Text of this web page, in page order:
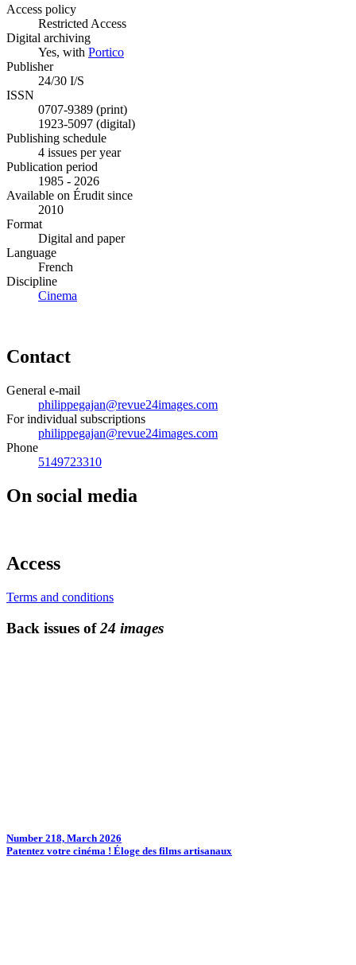
Access policy
Restricted Access
Digital archiving
Yes, with Portico
Publisher
24/30 I/S
ISSN
0707-9389 (print)
1923-5097 (digital)
Publishing schedule
4 issues per year
Publication period
1985 - 2026
Available on Érudit since
2010
Format
Digital and paper
Language
French
Discipline
Cinema
Contact
General e-mail
philippegajan@revue24images.com
For individual subscriptions
philippegajan@revue24images.com
Phone
5149723310
On social media
Access
Terms and conditions
Back issues of24 images
Number 218, March 2026
Patentez votre cinéma ! Éloge des films artisanaux